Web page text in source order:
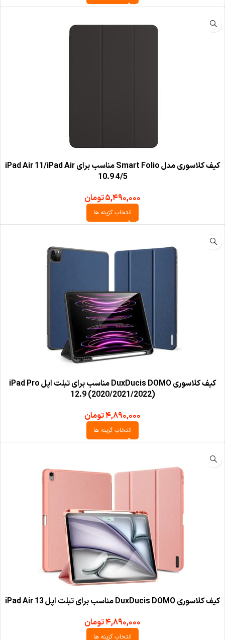
کیف کلاسوری مدل Smart Folio مناسب برای iPad Air 11/iPad Air
10.9 4/5
۵,۴۹۰,۰۰۰تومان
انتخاب گزینه ها
کیف کلاسوری DuxDucis DOMO مناسب برای تبلت اپل iPad Pro
12.9 (2020/2021/2022)
۴,۸۹۰,۰۰۰تومان
انتخاب گزینه ها
کیف کلاسوری DuxDucis DOMO مناسب برای تبلت اپل iPad Air 13
۴,۸۹۰,۰۰۰تومان
انتخاب گزینه ها